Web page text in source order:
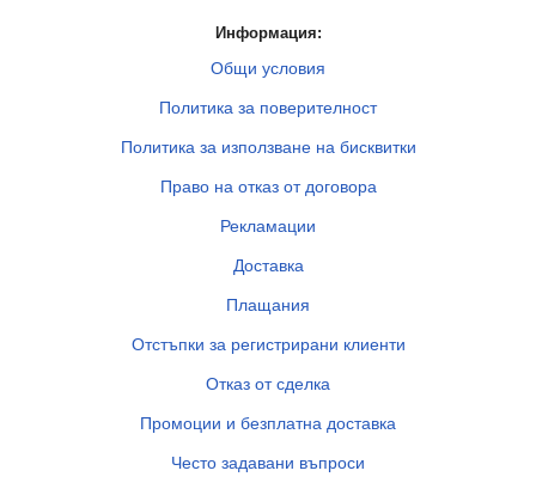
Информация:
Общи условия
Политика за поверителност
Политика за използване на бисквитки
Право на отказ от договора
Рекламации
Доставка
Плащания
Отстъпки за регистрирани клиенти
Отказ от сделка
Промоции и безплатна доставка
Често задавани въпроси